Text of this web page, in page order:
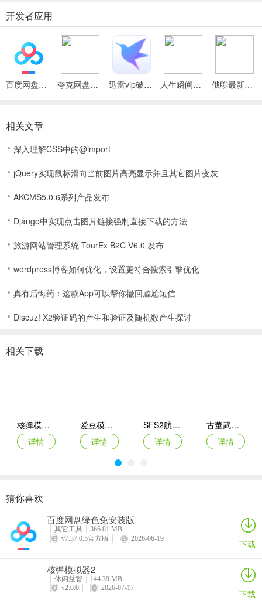
刚刚好：不稳定的建筑最新安卓版怎么样
1、它是物理堆叠与风险抉择并存的游戏，每次点击都充满心跳。
2、有真实物理引擎，不同楼层重量和摩擦力各异。
3、终极目标是惊险撤离，抉择考验胆识与判断。
开发者应用
百度网盘绿色免安装Pc电脑版 夸克网盘官方正式版 迅雷vip破解版永久会员2024版 人生瞬间最新手机版 俄聊最新手机版
相关文章
深入理解CSS中的@import
jQuery实现鼠标滑向当前图片高亮显示并且其它图片变灰
AKCMS5.0.6系列产品发布
Django中实现点击图片链接强制直接下载的方法
旅游网站管理系统 TourEx B2C V6.0 发布
wordpress博客如何优化，设置更符合搜索引擎优化
真有后悔药：这款App可以帮你撤回尴尬短信
Discuz! X2验证码的产生和验证及随机数产生探讨
相关下载
核弹模拟器2
详情
爱豆模拟器最新版
详情
SFS2航天模拟器手机版
详情
古董武器模拟器
详情
商店模拟器：超市Switch移植2026最新版本
详情
悠闲铁匠铺2026官方最新版本
详情
猫咪疗愈所
寒窗志
猜你喜欢
百度网盘绿色免安装版
其它工具
366.81 MB
v7.37.0.5官方版
2026-06-19 下载
核弹模拟器2
休闲益智
144.39 MB
v2.0.0
2026-07-17 下载